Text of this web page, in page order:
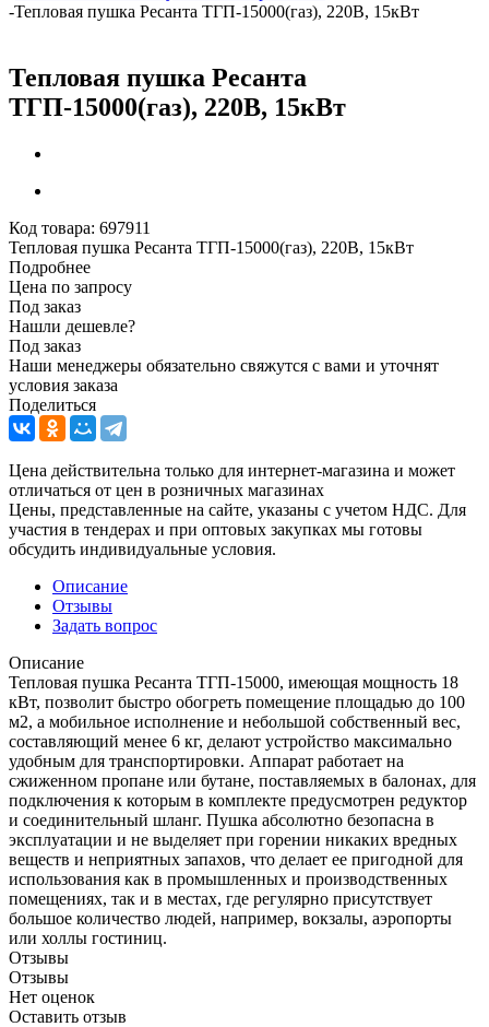
-Тепловая пушка Ресанта ТГП-15000(газ), 220В, 15кВт
Тепловая пушка Ресанта
ТГП-15000(газ), 220В, 15кВт
Код товара: 697911
Тепловая пушка Ресанта ТГП-15000(газ), 220В, 15кВт
Подробнее
Цена по запросу
Под заказ
Нашли дешевле?
Под заказ
Наши менеджеры обязательно свяжутся с вами и уточнят
условия заказа
Поделиться
Цена действительна только для интернет-магазина и может
отличаться от цен в розничных магазинах
Цены, представленные на сайте, указаны с учетом НДС. Для
участия в тендерах и при оптовых закупках мы готовы
обсудить индивидуальные условия.
Описание
Отзывы
Задать вопрос
Описание
Тепловая пушка Ресанта ТГП-15000, имеющая мощность 18
кВт, позволит быстро обогреть помещение площадью до 100
м2, а мобильное исполнение и небольшой собственный вес,
составляющий менее 6 кг, делают устройство максимально
удобным для транспортировки. Аппарат работает на
сжиженном пропане или бутане, поставляемых в балонах, для
подключения к которым в комплекте предусмотрен редуктор
и соединительный шланг. Пушка абсолютно безопасна в
эксплуатации и не выделяет при горении никаких вредных
веществ и неприятных запахов, что делает ее пригодной для
использования как в промышленных и производственных
помещениях, так и в местах, где регулярно присутствует
большое количество людей, например, вокзалы, аэропорты
или холлы гостиниц.
Отзывы
Отзывы
Нет оценок
Оставить отзыв